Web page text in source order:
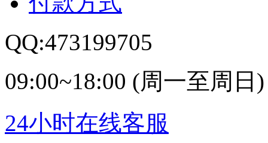
QQ:473199705
09:00~18:00 (周一至周日)
24小时在线客服